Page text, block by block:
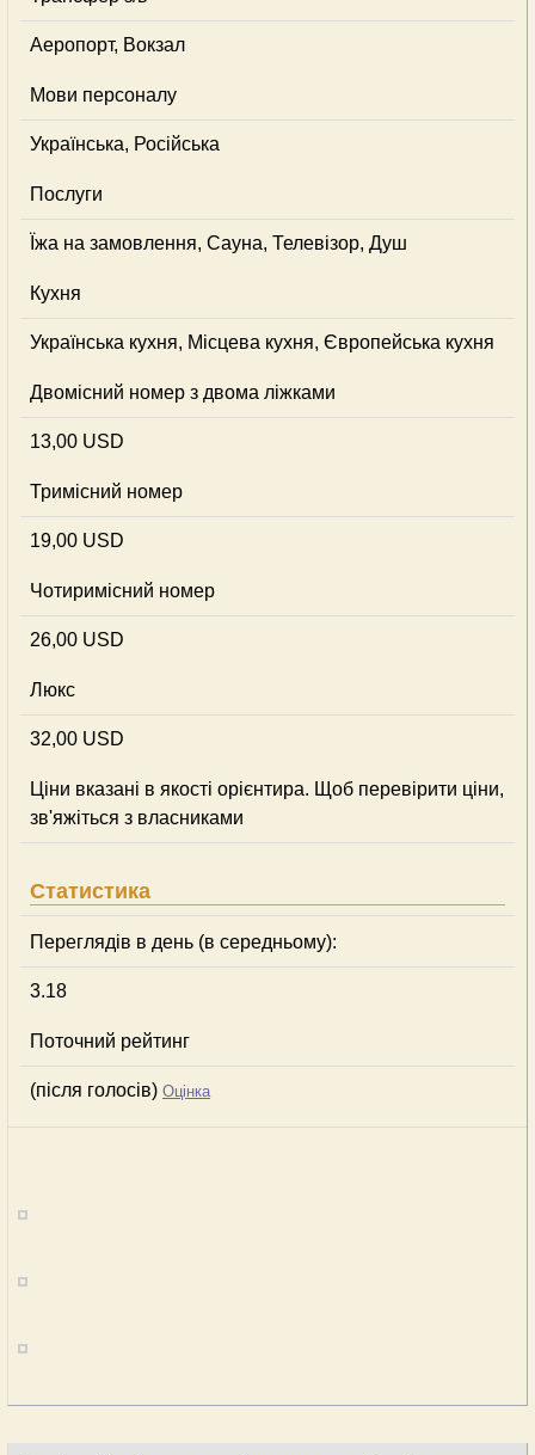
Аеропорт, Вокзал
Мови персоналу
Українська, Російська
Послуги
Їжа на замовлення, Сауна, Телевізор, Душ
Кухня
Українська кухня, Місцева кухня, Європейська кухня
Двомісний номер з двома ліжками
13,00 USD
Тримісний номер
19,00 USD
Чотиримісний номер
26,00 USD
Люкс
32,00 USD
Ціни вказані в якості орієнтира. Щоб перевірити ціни,
зв'яжіться з власниками
Статистика
Переглядів в день (в середньому):
3.18
Поточний рейтинг
(після голосів) Оцінка